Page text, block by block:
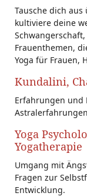
Tausche dich
kultiviere deine
Frauenthemen,
Yoga für Frauen,
Kundalini,
Erfahrungen und
Yoga
Yogatherapie
Umgang mit
Fragen zur
Entwicklung.